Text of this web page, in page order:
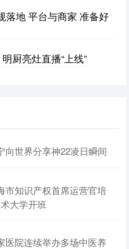
落地 平台与商家 准备好
厨亮灶直播“上线”
向世界分享神22凌日瞬间
市知识产权首席运营官培
大学开班
医院连续举办多场中医养